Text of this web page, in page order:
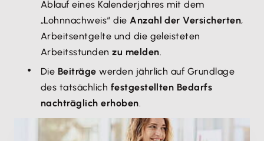
Ablauf eines Kalenderjahres mit dem
„Lohnnachweis“ dieAnzahl der Versicherten,
Arbeitsentgelte und die geleisteten
Arbeitsstundenzu melden.
Die Beiträge werden jährlich auf Grundlage
des tatsächlich festgestellten Bedarfs
nachträglich erhoben.